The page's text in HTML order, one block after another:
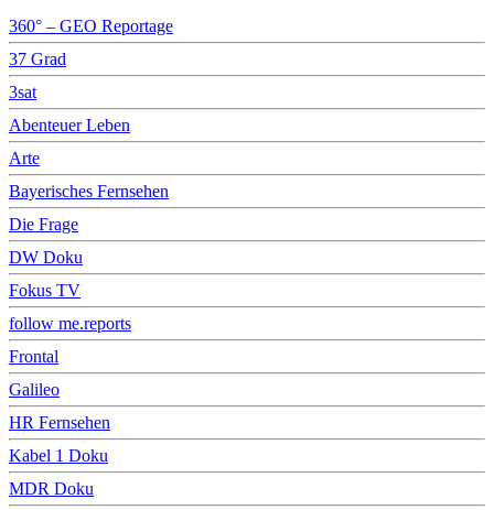
360° – GEO Reportage
37 Grad
3sat
Abenteuer Leben
Arte
Bayerisches Fernsehen
Die Frage
DW Doku
Fokus TV
follow me.reports
Frontal
Galileo
HR Fernsehen
Kabel 1 Doku
MDR Doku